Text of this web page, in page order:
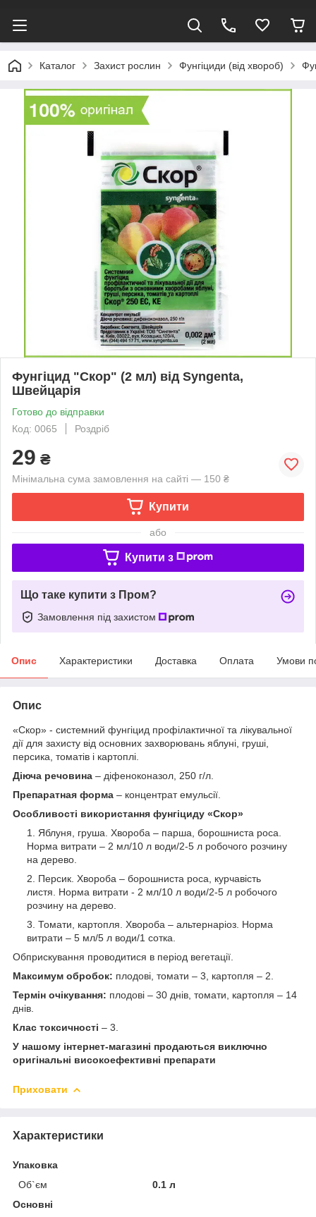
Каталог Захист рослин Фунгіциди (від хвороб)
Фунгіцид "Скор" (2 мл) від Syngenta,
Швейцарія
Готово до відправки
Код: 0065
Роздріб
29 ₴
Мінімальна сума замовлення на сайті — 150 ₴
Купити
або
Купити з
Що таке купити з Пром?
Замовлення під захистом
Опис Характеристики Доставка Оплата Умови
Опис
«Скор» - системний фунгіцид профілактичної та лікувальної
дії для захисту від основних захворювань яблуні, груші,
персика, томатів і картоплі.
Діюча речовина – діфеноконазол, 250 г/л.
Препаратная форма – концентрат емульсії.
Особливості використання фунгіциду «Скор»
Яблуня, груша. Хвороба – парша, борошниста роса.
Норма витрати – 2 мл/10 л води/2-5 л робочого розчину
на дерево.
Персик. Хвороба – борошниста роса, курчавість
листя. Норма витрати - 2 мл/10 л води/2-5 л робочого
розчину на дерево.
Томати, картопля. Хвороба – альтернаріоз. Норма
витрати – 5 мл/5 л води/1 сотка.
Обприскування проводитися в період вегетації.
Максимум обробок: плодові, томати – 3, картопля – 2.
Термін очікування: плодові – 30 днів, томати, картопля – 14
днів.
Клас токсичності – 3.
У нашому інтернет-магазині продаються виключно
оригінальні високоефективні препарати
Приховати
Характеристики
Упаковка
Об`єм
0.1 л
Основні